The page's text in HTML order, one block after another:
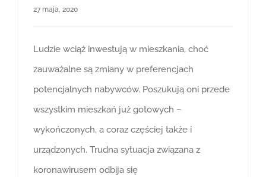
27 maja, 2020
Ludzie wciąż inwestują w mieszkania, choć
zauważalne są zmiany w preferencjach
potencjalnych nabywców. Poszukują oni przede
wszystkim mieszkań już gotowych –
wykończonych, a coraz częściej także i
urządzonych. Trudna sytuacja związana z
koronawirusem odbija się